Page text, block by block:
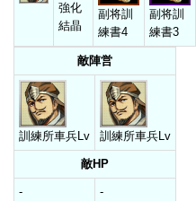
強化
結晶
副将訓
練書4
副将訓
練書3
敵陣営
訓練所車兵Lv 訓練所車兵Lv
敵HP
- -